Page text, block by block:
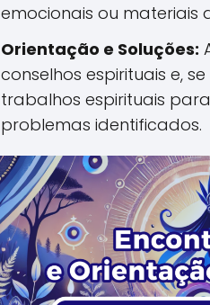
emocionais ou materiais
Orientação e Soluções:
conselhos espirituais e,
trabalhos espirituais
problemas identificados.